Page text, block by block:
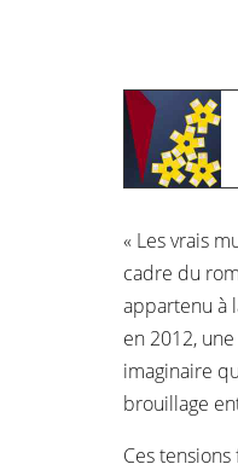
« Les vrais
cadre du
appartenu à
en 2012,
imaginaire
brouillage
Ces